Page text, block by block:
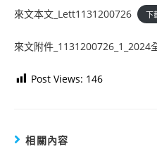
來文本文_Lett1131200726 下
來文附件_1131200726_1_2024
Post Views: 146
相關內容